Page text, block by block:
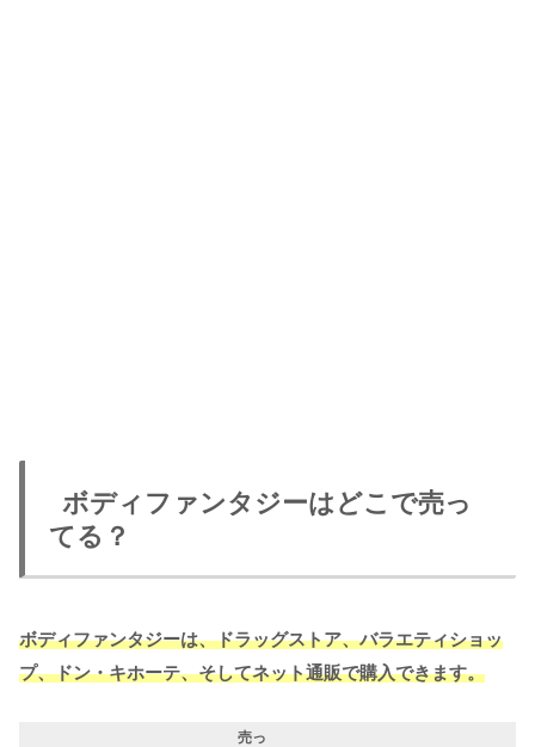
ボディファンタジーはどこで売っ
てる？
ボディファンタジーは、ドラッグストア、バラエティショッ
プ、ドン・キホーテ、そしてネット通販で購入できます。
売っ